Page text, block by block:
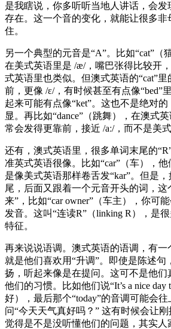
是我瞎说，你多听听当地人讲话，会
存在。这一个音的变化，就能让很多非
住。
另一个典型的元音是“A”。比如“cat”（
在美式英语里是 /æ/，嘴巴张得比较开
式英语里也类似。但澳式英语的“cat”
前，更像 /ɛ/，有时候甚至有点像“bed”
起来可能有点像“ket”。这也不是绝对
显。再比如“dance”（跳舞），在澳式
常会发得更靠前，接近 /aː/，而不是美
还有，澳式英语里，很多单词末尾的
准英式英语很像。比如“car”（车），他
是像美式英语那样卷舌发“kar”。但是
尾，后面又跟着一个元音开头的词，这
来”，比如“car owner”（车主），你可
发音。这叫“连读R”（linking R），是
特征。
再来说说语调。澳式英语的语调，有一
就是他们喜欢用“升调”。即使是陈述句
扬，听起来像是在提问。这可不是他们
他们的习惯。比如他们说“It’s a nice day
好），最后那个“today”的音调可能会
问“今天天气真好吗？” 这有时候会让刚
觉得是不是没听懂他们的问题，其实人